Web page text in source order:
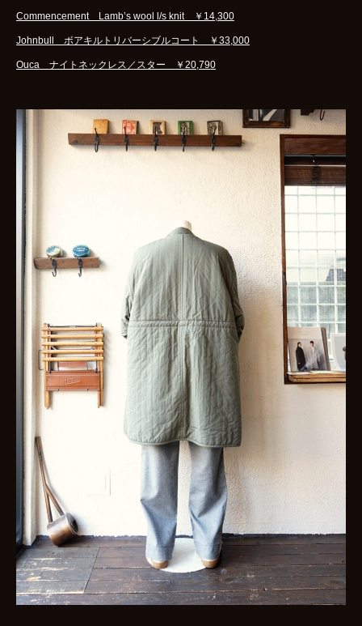
Commencement Lamb’s wool l/s knit ￥14,300
Johnbull ボアキルトリバーシブルコート ￥33,000
Ouca ナイトネックレス／スター ￥20,790